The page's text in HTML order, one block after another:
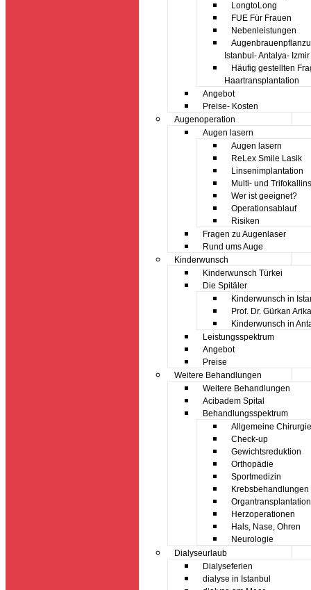
LongtoLong
FUE Für Frauen
Nebenleistungen
Istanbul- Antalya- Izmir
Häufig gestellten
Haartransplantation
Angebot
Preise- Kosten
Augenoperation
Augen lasern
Augen lasern
ReLex Smile Lasik
Linsenimplantation
Multi- und
Wer ist geeignet?
Operationsablauf
Risiken
Fragen zu Augenlaser
Rund ums Auge
Kinderwunsch
Kinderwunsch Türkei
Die Spitäler
Kinderwunsch in
Prof. Dr. Gürkan
Kinderwunsch in
Leistungsspektrum
Angebot
Preise
Weitere Behandlungen
Weitere Behandlungen
Acibadem Spital
Behandlungsspektrum
Allgemeine Chirurgie
Check-up
Gewichtsreduktion
Orthopädie
Sportmedizin
Krebsbehandlungen
Organtransplantation
Herzoperationen
Hals, Nase, Ohren
Neurologie
Dialyseurlaub
Dialyseferien
dialyse in Istanbul